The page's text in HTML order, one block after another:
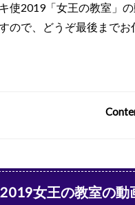
使2019「女王の教室」
ので、どうぞ最後までお
女王の教室の動